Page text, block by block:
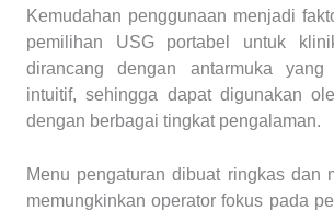
Kemudahan penggunaan menjadi
pemilihan USG portabel untuk
dirancang dengan antarmuka yang
intuitif, sehingga dapat digunakan
dengan berbagai tingkat pengalaman.
Menu pengaturan dibuat ringkas dan
memungkinkan operator fokus pada